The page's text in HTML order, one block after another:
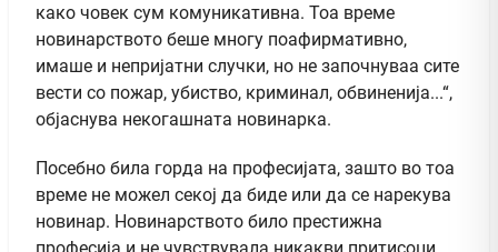
како човек сум комуникативна. Тоа време
новинарството беше многу поафирмативно,
имаше и непријатни случки, но не започнуваа сите
вести со пожар, убиство, криминал, обвиненија...“,
објаснува некогашната новинарка.
Посебно била горда на професијата, зашто во тоа
време не можел секој да биде или да се нарекува
новинар. Новинарството било престижна
професија и не чувствувала никакви притисоци